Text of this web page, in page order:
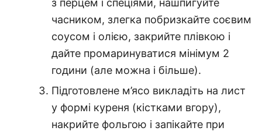
з перцем і спеціями, нашпигуйте
часником, злегка побризкайте соєвим
соусом і олією, закрийте плівкою і
дайте промаринуватися мінімум 2
години (але можна і більше).
Підготовлене м’ясо викладіть на лист
у формі куреня (кістками вгору),
накрийте фольгою і запікайте при